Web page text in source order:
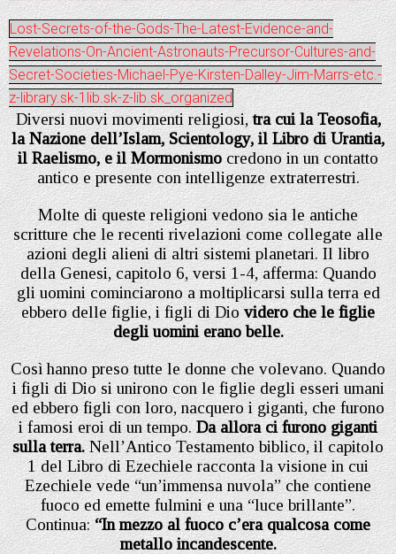
Lost-Secrets-of-the-Gods-The-Latest-Evidence-and-
Revelations-On-Ancient-Astronauts-Precursor-Cultures-and-
Secret-Societies-Michael-Pye-Kirsten-Dalley-Jim-Marrs-etc.-
z-library.sk-1lib.sk-z-lib.sk_organized
Diversi nuovi movimenti religiosi,tra cui la Teosofia,
la Nazione dell’Islam, Scientology, il Libro di Urantia,
il Raelismo, e il Mormonismocredono in un contatto
antico e presente con intelligenze extraterrestri.
Molte di queste religioni vedono sia le antiche
scritture che le recenti rivelazioni come collegate alle
azioni degli alieni di altri sistemi planetari. Il libro
della Genesi, capitolo 6, versi 1-4, afferma: Quando
gli uomini cominciarono a moltiplicarsi sulla terra ed
ebbero delle figlie, i figli di Diovidero che le figlie
degli uomini erano belle.
Così hanno preso tutte le donne che volevano. Quando
i figli di Dio si unirono con le figlie degli esseri umani
ed ebbero figli con loro, nacquero i giganti, che furono
i famosi eroi di un tempo. Da allora ci furono giganti
sulla terra.Nell’Antico Testamento biblico, il capitolo
1 del Libro di Ezechiele racconta la visione in cui
Ezechiele vede “un’immensa nuvola” che contiene
fuoco ed emette fulmini e una “luce brillante”.
Continua:“In mezzo al fuoco c’era qualcosa come
metallo incandescente.